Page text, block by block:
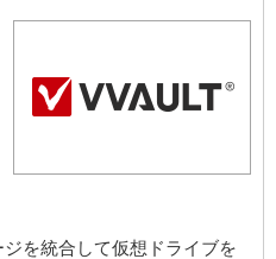
を統合して仮想ドライブを